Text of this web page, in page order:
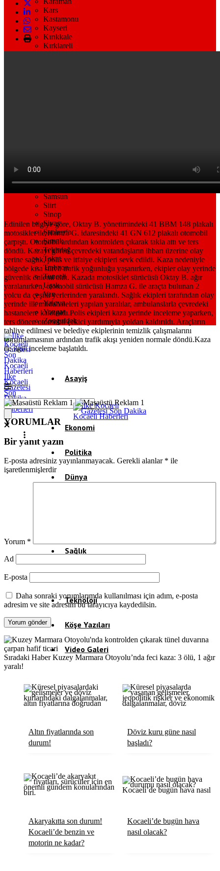
Kars
Kastamonu
Kayseri
Kırıkkale
Kırklareli
Samsun
Siirt
Sinop
Sivas
Şanlıurfa
Şırnak
Tekirdağ
Tokat
Trabzon
Tunceli
Uşak
Van
Yalova
Yozgat
Zonguldak
İlke
Kocaeli
Gazetesi
Son
Dakika
Kocaeli
Haberleri
Asayiş
Gündem
Ekonomi
Politika
Dünya
Sağlık
Eğitim
Teknoloji
Köşe Yazıları
Video Galeri
Resmi İlanlar
Edinilen bilgiye göre, Oktay B. yönetimindeki 41 BBM 148 plakalı
motosiklet ile Hamza G. idaresindeki 41 GN 612 plakalı otomobil
çarpıştı. Otomobil ardından kontrolden çıkarak takla attı ve ters
döndü. Kazayı gören çevredeki vatandaşların ihbarı üzerine olay
yerine sağlık, polis ve itfaiye ekipleri sevk edildi. Kaza nedeniyle
bölgede kısa süreli trafik yoğunluğu yaşanırken, ekipler olay yerinde
güvenlik önlemi aldı. Kazada motosiklet sürücüsü Oktay B. ağır
yaralanırken, otomobil sürücüsü Hamza G. ile araçta bulunan 2
yolcu da çeşitli yerlerinden yaralandı. Sağlık ekipleri tarafından olay
yerinde ilk müdahaleleri yapılan yaralılar, ambulanslarla çevredeki
hastanelere kaldırıldı.Polis ekipleri kaza yerinde inceleme yaparken,
ters dönen otomobil çekici yardımıyla yoldan kaldırıldı. Araçların
tahliye edilmesi ve belediye ekiplerinin temizlik çalışmalarını
tamamlamasının ardından trafik akışı yeniden normale döndü.Kaza
ile ilgili inceleme başlatıldı.
YORUMLAR
Bir yanıt yazın
E-posta adresiniz yayınlanmayacak. Gerekli alanlar * ile
işaretlenmişlerdir
Yorum *
Ad
E-posta
Daha sonraki yorumlarımda kullanılması için adım, e-posta
adresim ve site adresim bu tarayıcıya kaydedilsin.
Sıradaki Haber Kuzey Marmara Otoyolu’nda feci kaza: 3 ölü, 1 ağır
yaralı!
Altın fiyatlarında son
durum!
Döviz kuru güne nasıl
başladı?
Akaryakıtta son durum!
Kocaeli’de benzin ve
motorin ne kadar?
Kocaeli’de bugün hava
nasıl olacak?